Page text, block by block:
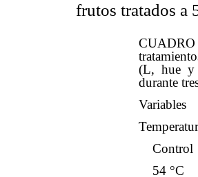
frutos tratados a
CUADRO
(L, hue y
durante
Variables
Control
54 °C